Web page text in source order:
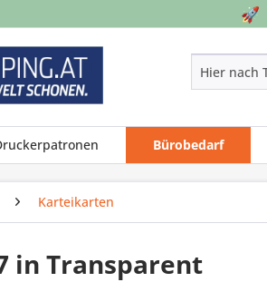
🚀
Bürobedarf
Karteikarten
in Transparent